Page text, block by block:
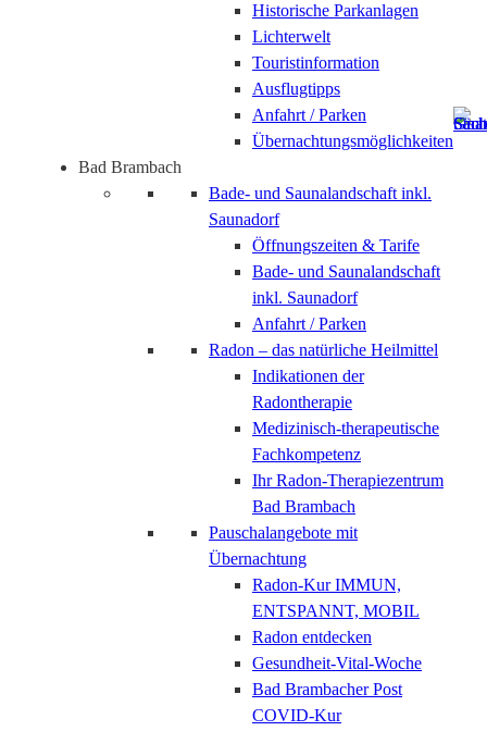
Historische Parkanlagen
Lichterwelt
Touristinformation
Ausflugtipps
Anfahrt / Parken
Übernachtungsmöglichkeiten
Bad Brambach
Bade- und Saunalandschaft inkl.
Saunadorf
Öffnungszeiten & Tarife
Bade- und Saunalandschaft
inkl. Saunadorf
Anfahrt / Parken
Radon – das natürliche Heilmittel
Indikationen der
Radontherapie
Medizinisch-therapeutische
Fachkompetenz
Ihr Radon-Therapiezentrum
Bad Brambach
Pauschalangebote mit
Übernachtung
Radon-Kur IMMUN,
ENTSPANNT, MOBIL
Radon entdecken
Gesundheit-Vital-Woche
Bad Brambacher Post
COVID-Kur